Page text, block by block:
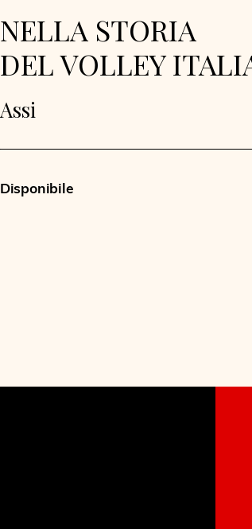
NELLA STORIA
DEL VOLLEY
Assi
Disponibile